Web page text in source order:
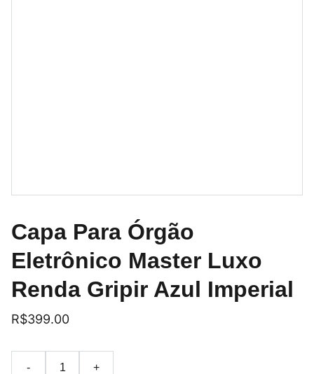
Capa Para Órgão
Eletrônico Master Luxo
Renda Gripir Azul Imperial
R$399.00
- +